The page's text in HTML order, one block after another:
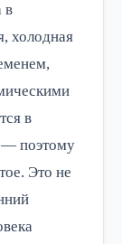
в
холодная
в
поэтому
Это не